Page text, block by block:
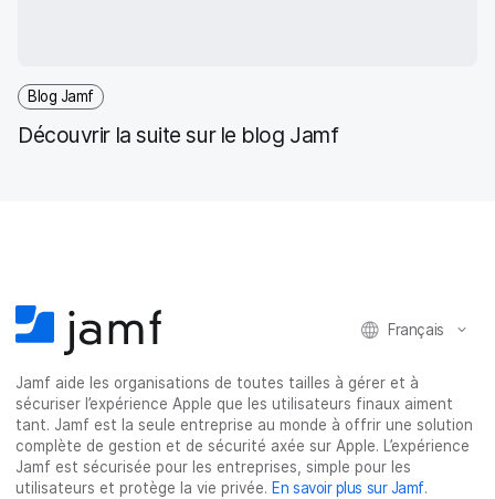
Blog Jamf
Découvrir la suite sur le blog Jamf
Français
Jamf aide les organisations de toutes tailles à gérer et à
sécuriser l’expérience Apple que les utilisateurs finaux aiment
tant. Jamf est la seule entreprise au monde à offrir une solution
complète de gestion et de sécurité axée sur Apple. L’expérience
Jamf est sécurisée pour les entreprises, simple pour les
utilisateurs et protège la vie privée. En savoir plus sur Jamf.